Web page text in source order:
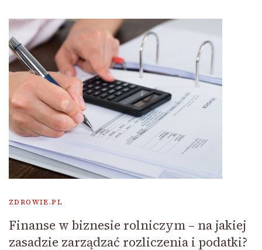
ZDROWIE.PL
Finanse w biznesie rolniczym – na jakiej
zasadzie zarządzać rozliczenia i podatki?